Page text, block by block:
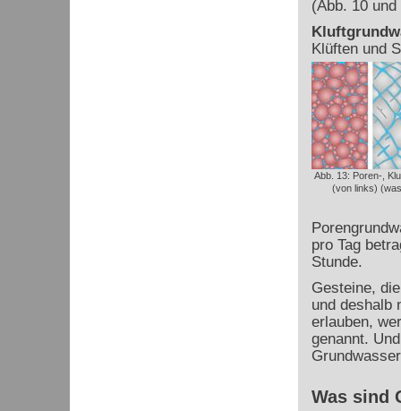
(Abb. 10 und
Klüften und
Abb. 13: Poren-,
(von links)
pro Tag
Stunde.
Gesteine,
und deshalb
erlauben,
genannt.
Was sind